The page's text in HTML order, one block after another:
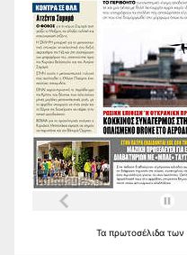
Τα πρωτοσέλιδα των